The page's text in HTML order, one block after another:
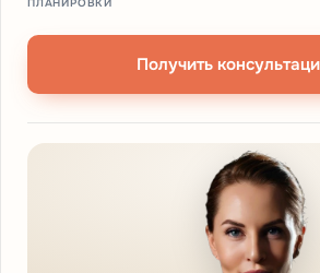
Получить